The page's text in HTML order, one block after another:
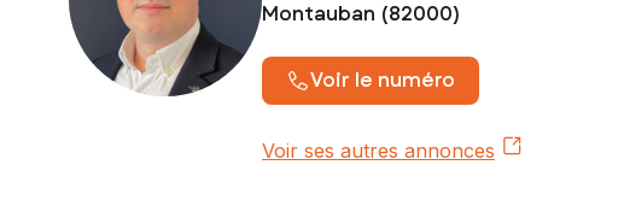
Montauban (82000)
Voir le numéro
Voir ses autres annonces